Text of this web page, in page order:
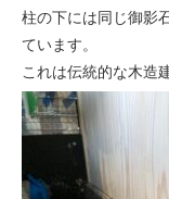
柱の下には同じ御影
ています。
これは伝統的な木造